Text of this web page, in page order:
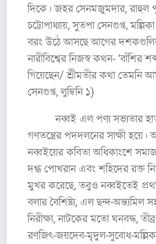
দিকে। জহর সেনমজুমদার, রাহুল
চট্টোপাধ্যায়, সুতপা সেনগুপ্ত,
বরং উঠে আসছে আগের
নারীবিশ্বের নিজস্ব কথন- ‘বাঁশির
গিয়েছেন/ শ্রীমতীর কথা তেমনি
সেনগুপ্ত, লুম্বিনি ১)
নব্বই এল পণ্য সভ্যতার হাত
গণতন্ত্রের পদদলনের সাক্ষী হয়ে।
নব্বইয়ের কবিতা অধিকাংশে
দগ্ধ পোখরান এবং শহিদের রক্ত
মুখর করেছে, তবুও নব্বইতেই
বলার বৈশিষ্ট্য, এল ছন্দ-
নিরীক্ষা, নাটকের মতো ঘনবদ্ধ,
রণজিৎ-জয়দেব-মৃদুল-সুবোধ-